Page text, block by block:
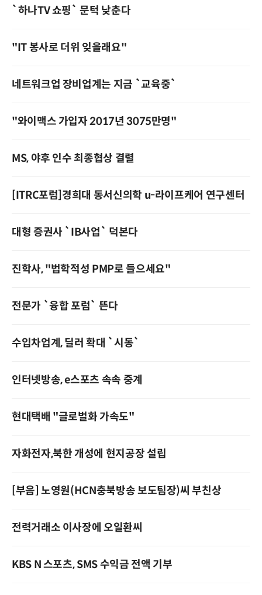
`하나TV 쇼핑` 문턱 낮춘다
"IT 봉사로 더위 잊을래요"
네트워크업 장비업계는 지금 `교육중`
"와이맥스 가입자 2017년 3075만명"
MS, 야후 인수 최종협상 결렬
[ITRC포럼]경희대 동서신의학 u­-라이프케어 연구센터
대형 증권사 `IB사업` 덕본다
진학사, "법학적성 PMP로 들으세요"
전문가 `융합 포럼` 뜬다
수입차업계, 딜러 확대 `시동`
인터넷방송, e스포츠 속속 중계
현대택배 "글로벌화 가속도"
자화전자,북한 개성에 현지공장 설립
[부음] 노영원(HCN충북방송 보도팀장)씨 부친상
전력거래소 이사장에 오일환씨
KBS N 스포츠, SMS 수익금 전액 기부